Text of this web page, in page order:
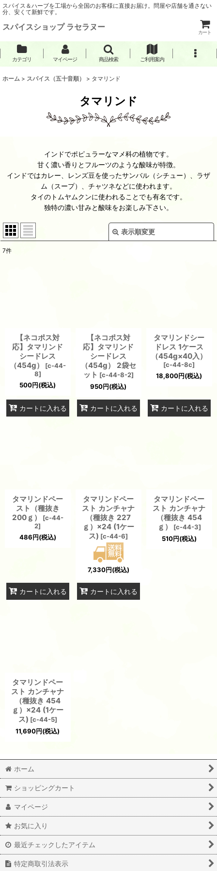
スパイス＆ハーブを工場から全国のお客様に直接お届け。問屋や店舗を通さない
分、安くて新鮮です。
スパイスショップ ラセラヌー
カート
カテゴリ マイページ 商品検索 ご利用案内
ホーム > スパイス（五十音順） > タマリンド
タマリンド
インドでポピュラーなマメ科の植物です。
甘く濃い香りとフルーツのような酸味が特徴。
インドではカレー、レンズ豆を使ったサンバル（シチュー）、ラザ
ム（スープ）、チャツネなどに使われます。
タイのトムヤムクンに使われることでも有名です。
独特の濃い甘みと酸味をお楽しみ下さい。
表示順変更
7件
【ネコポス対
応】タマリンド
シードレス
（454g）
[c-44-
8]
500円(税込)
カートに入れる
【ネコポス対
応】タマリンド
シードレス
（454g） 2袋セ
ット [c-44-8-2]
950円(税込)
カートに入れる
タマリンドシー
ドレス 1ケース
（454g×40入）
[c-44-8c]
18,800円(税込)
カートに入れる
タマリンドペー
スト（種抜き
200ｇ）
[c-44-
2]
486円(税込)
カートに入れる
タマリンドペー
スト カンチャナ
（種抜き 227
ｇ）×24 (1ケー
ス) [c-44-6]
7,330円(税込)
カートに入れる
タマリンドペー
スト カンチャナ
（種抜き 454
ｇ）
[c-44-3]
510円(税込)
タマリンドペー
スト カンチャナ
（種抜き 454
ｇ）×24 (1ケー
ス) [c-44-5]
11,690円(税込)
ホーム
ショッピングカート
マイページ
お気に入り
最近チェックしたアイテム
特定商取引法表示